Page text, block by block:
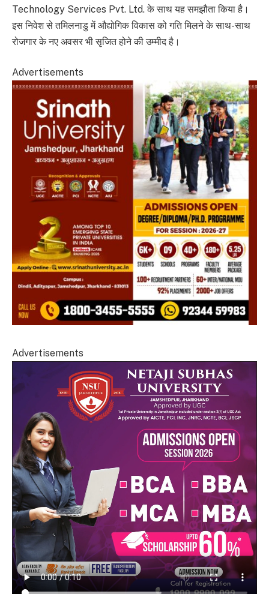
Technology Services Pvt. Ltd. के साथ यह समझौता किया है।
इस निवेश से तमिलनाडु में औद्योगिक विकास को गति मिलने के साथ-साथ
रोजगार के नए अवसर भी सृजित होने की उम्मीद है।
Advertisements
Advertisements